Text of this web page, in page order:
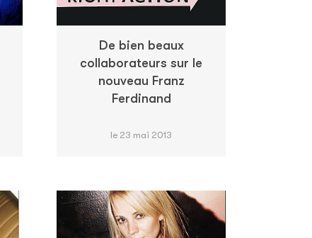
De bien beaux
collaborateurs sur le
nouveau Franz
Ferdinand
le 23 mai 2013